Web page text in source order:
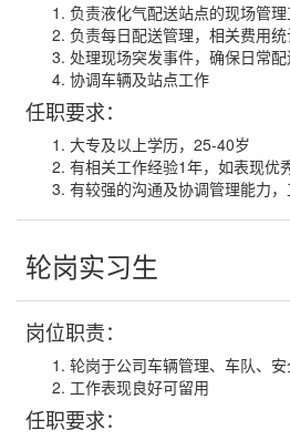
负责液化气配送站点的现场管
负责每日配送管理，相关费用
处理现场突发事件，确保日常
协调车辆及站点工作
任职要求：
大专及以上学历，25-40岁
有相关工作经验1年，如表现优
有较强的沟通及协调管理能力
轮岗实习生
岗位职责：
轮岗于公司车辆管理、车队、
工作表现良好可留用
任职要求：